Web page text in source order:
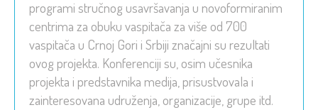
programi stručnog usavršavanja u novoformiranim
centrima za obuku vaspitača za više od 700
vaspitača u Crnoj Gori i Srbiji značajni su rezultati
ovog projekta. Konferenciji su, osim učesnika
projekta i predstavnika medija, prisustvovala i
zainteresovana udruženja, organizacije, grupe itd.